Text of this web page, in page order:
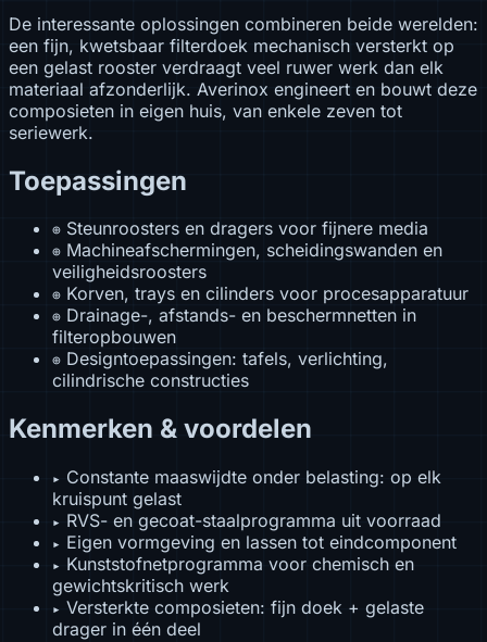
De interessante oplossingen combineren beide werelden:
een fijn, kwetsbaar filterdoek mechanisch versterkt op
een gelast rooster verdraagt veel ruwer werk dan elk
materiaal afzonderlijk. Averinox engineert en bouwt deze
composieten in eigen huis, van enkele zeven tot
seriewerk.
Toepassingen
⊕ Steunroosters en dragers voor fijnere media
⊕ Machineafschermingen, scheidingswanden en
veiligheidsroosters
⊕ Korven, trays en cilinders voor procesapparatuur
⊕ Drainage-, afstands- en beschermnetten in
filteropbouwen
⊕ Designtoepassingen: tafels, verlichting,
cilindrische constructies
Kenmerken & voordelen
▸ Constante maaswijdte onder belasting: op elk
kruispunt gelast
▸ RVS- en gecoat-staalprogramma uit voorraad
▸ Eigen vormgeving en lassen tot eindcomponent
▸ Kunststofnetprogramma voor chemisch en
gewichtskritisch werk
▸ Versterkte composieten: fijn doek + gelaste
drager in één deel